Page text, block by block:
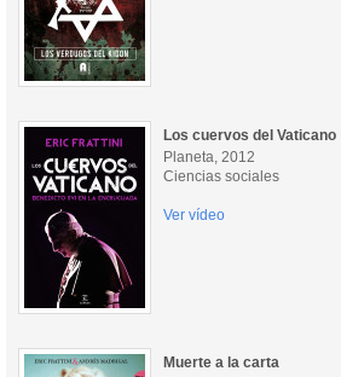
Los cuervos del Vaticano
Planeta, 2012
Ciencias sociales
Ver vídeo
Muerte a la carta